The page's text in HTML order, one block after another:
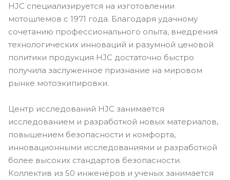
HJC специализируется на изготовлении
мотошлемов с 1971 года. Благодаря удачному
сочетанию профессионального опыта, внедрения
технологических инноваций и разумной ценовой
политики продукция HJC достаточно быстро
получила заслуженное признание на мировом
рынке мотоэкипировки.
Центр исследований HJC занимается
исследованием и разработкой новых материалов,
повышением безопасности и комфорта,
инновационными исследованиями и разработкой
более высоких стандартов безопасности.
Коллектив из 50 инженеров и ученых занимается